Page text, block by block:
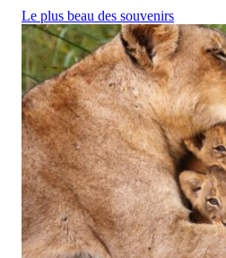
Le plus beau des souvenirs